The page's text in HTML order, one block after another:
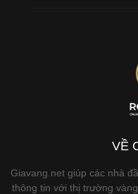
VỀ
Giavang.net giúp các nhà
thông tin với thị trường